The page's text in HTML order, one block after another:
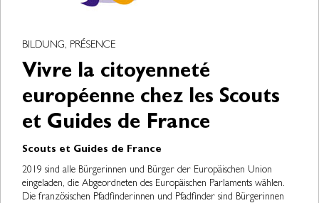
BILDUNG, PRÉSENCE
Vivre la citoyenneté
européenne chez les Scouts
et Guides de France
Scouts et Guides de France
2019 sind alle Bürgerinnen und Bürger der Europäischen Union
eingeladen, die Abgeordneten des Europäischen Parlaments wählen.
Die französischen Pfadfinderinnen und Pfadfinder sind Bürgerinnen